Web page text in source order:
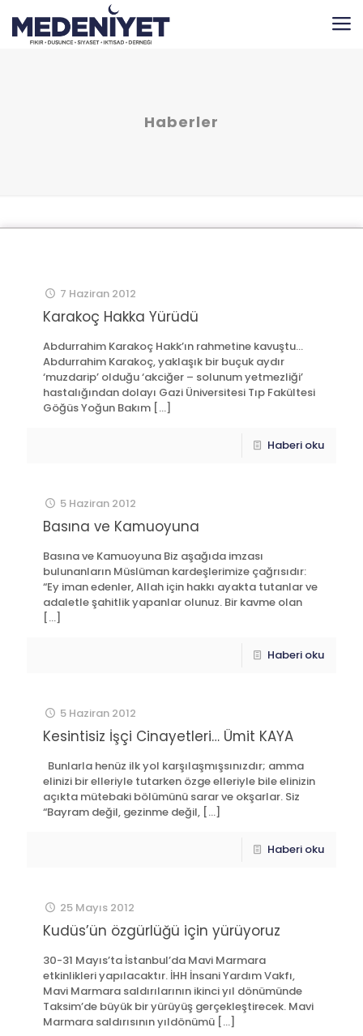
Haberler
7 Haziran 2012
Karakoç Hakka Yürüdü
Abdurrahim Karakoç Hakk’ın rahmetine kavuştu…
Abdurrahim Karakoç, yaklaşık bir buçuk aydır
‘muzdarip’ olduğu ‘akciğer – solunum yetmezliği’
hastalığından dolayı Gazi Üniversitesi Tıp Fakültesi
Göğüs Yoğun Bakım […]
Haberi oku
5 Haziran 2012
Basına ve Kamuoyuna
Basına ve Kamuoyuna Biz aşağıda imzası
bulunanların Müslüman kardeşlerimize çağrısıdır:
“Ey iman edenler, Allah için hakkı ayakta tutanlar ve
adaletle şahitlik yapanlar olunuz. Bir kavme olan
[…]
Haberi oku
5 Haziran 2012
Kesintisiz İşçi Cinayetleri… Ümit KAYA
Bunlarla henüz ilk yol karşılaşmışsınızdır; amma
elinizi bir elleriyle tutarken özge elleriyle bile elinizin
açıkta mütebaki bölümünü sarar ve okşarlar. Siz
“Bayram değil, gezinme değil, […]
Haberi oku
25 Mayıs 2012
Kudüs’ün özgürlüğü için yürüyoruz
30-31 Mayıs’ta İstanbul’da Mavi Marmara
etkinlikleri yapılacaktır. İHH İnsani Yardım Vakfı,
Mavi Marmara saldırılarının ikinci yıl dönümünde
Taksim’de büyük bir yürüyüş gerçekleştirecek. Mavi
Marmara saldırısının yıldönümü […]